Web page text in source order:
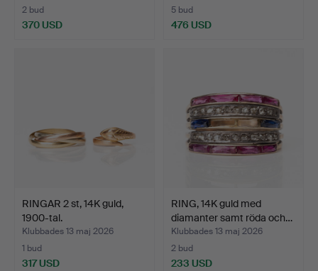
2 bud
370 USD
5 bud
476 USD
RINGAR 2 st, 14K guld,
1900-tal.
Klubbades 13 maj 2026
1 bud
317 USD
RING, 14K guld med
diamanter samt röda och…
Klubbades 13 maj 2026
2 bud
233 USD